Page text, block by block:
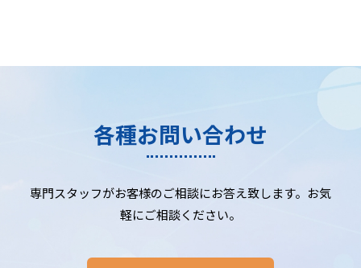
各種お問い合わせ
専門スタッフがお客様のご相談にお答え致します。お気
軽にご相談ください。